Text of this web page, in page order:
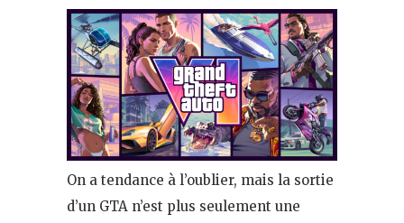
On a tendance à l’oublier, mais la sortie
d’un GTA n’est plus seulement une